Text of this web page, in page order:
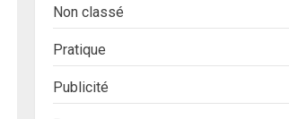
Non classé
Pratique
Publicité